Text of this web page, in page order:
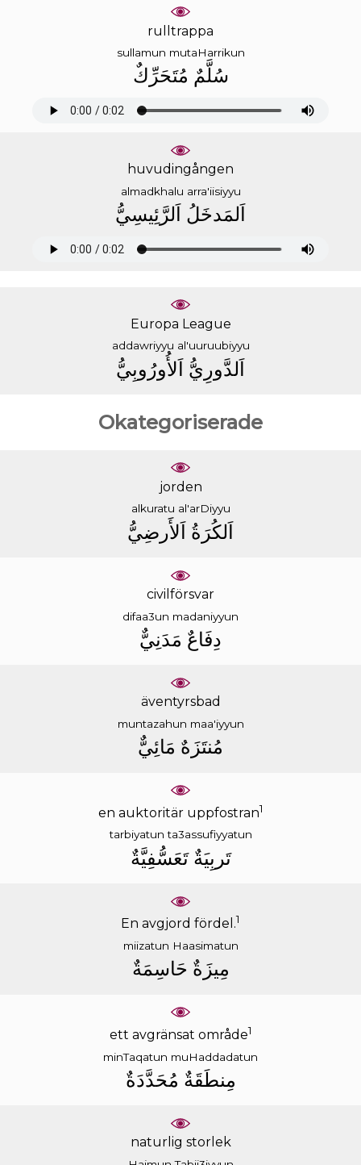
rulltrappa
sullamun mutaHarrikun
ﺳُﻠَّﻢٌ ﻣُﺘَﺤَﺮِّﻙٌ
huvudingången
almadkhalu arra'iisiyyu
ﺍَﻟﻤَﺪﺧَﻞُ ﺍَﻟﺮَّﺋِﻴﺴِﻲُّ
Europa League
addawriyyu al'uuruubiyyu
ﺍَﻟﺪَّﻭﺭِﻱُّ ﺍَﻟﺄُﻭﺭُﻭﺑِﻲُّ
Okategoriserade
jorden
alkuratu al'arDiyyu
ﺍَﻟﻜُﺮَﺓُ ﺍَﻟﺄَﺭﺿِﻲُّ
civilförsvar
difaa3un madaniyyun
ﺩِﻓَﺎﻉٌ ﻣَﺪَﻧِﻲٌّ
äventyrsbad
muntazahun maa'iyyun
ﻣُﻨﺘَﺰَﻩٌ ﻣَﺎﺋِﻲٌّ
en auktoritär uppfostran1
tarbiyatun ta3assufiyyatun
ﺗَﺮﺑِﻴَﺔٌ ﺗَﻌَﺴُّﻔِﻴَّﺔٌ
En avgjord fördel.1
miizatun Haasimatun
ﻣِﻴﺰَﺓٌ ﺣَﺎﺳِﻤَﺔٌ
ett avgränsat område1
minTaqatun muHaddadatun
ﻣِﻨﻄَﻘَﺔٌ ﻣُﺤَﺪَّﺩَﺓٌ
naturlig storlek